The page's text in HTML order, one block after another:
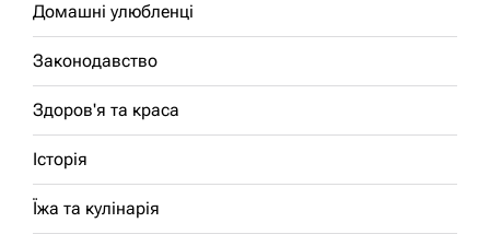
Домашні улюбленці
Законодавство
Здоров'я та краса
Історія
Їжа та кулінарія